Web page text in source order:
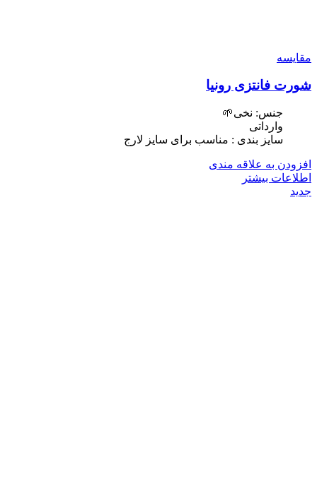
مقایسه
شورت فانتزی رونیا
جنس: نخی🌱
وارداتی
سایز بندی : مناسب برای سایز لارج
افزودن به علاقه مندی
اطلاعات بیشتر
جدید